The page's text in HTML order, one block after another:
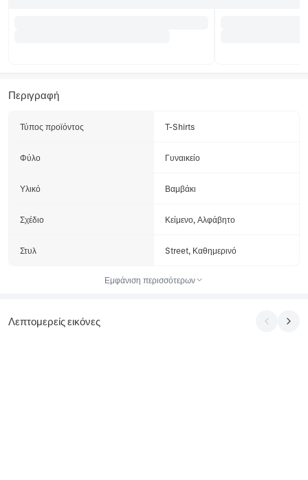
Περιγραφή
Τύπος προϊόντος T-Shirts
Φύλο Γυναικείο
Υλικό Βαμβάκι
Σχέδιο Κείμενο, Αλφάβητο
Στυλ Street, Καθημερινό
Εμφάνιση περισσότερων
Λεπτομερείς εικόνες